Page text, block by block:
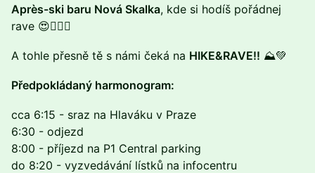
Après-ski baru Nová Skalka, kde si hodíš pořádnej
rave 😍⛓️‍💥💚
A tohle přesně tě s námi čeká na HIKE&RAVE!! ⛰️💚
Předpokládaný harmonogram:
cca 6:15 - sraz na Hlaváku v Praze
6:30 - odjezd
8:00 - příjezd na P1 Central parking
do 8:20 - vyzvedávání lístků na infocentru